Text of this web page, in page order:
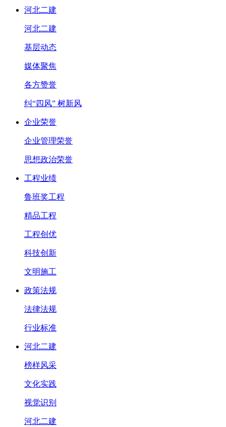
河北二建
河北二建
基层动态
媒体聚焦
各方赞誉
纠“四风” 树新风
企业荣誉
企业管理荣誉
思想政治荣誉
工程业绩
鲁班奖工程
精品工程
工程创优
科技创新
文明施工
政策法规
法律法规
行业标准
河北二建
榜样风采
文化实践
视觉识别
河北二建